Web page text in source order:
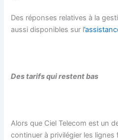
Des réponses relatives à la
aussi disponibles sur l
Des tarifs qui restent bas
Alors que Ciel Telecom est un
continuer à privilégier les